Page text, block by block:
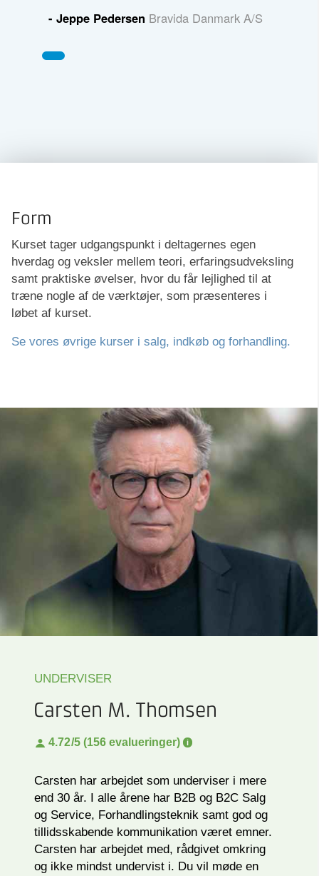
- Jeppe Pedersen Bravida Danmark A/S
Form
Kurset tager udgangspunkt i deltagernes egen
hverdag og veksler mellem teori, erfaringsudveksling
samt praktiske øvelser, hvor du får lejlighed til at
træne nogle af de værktøjer, som præsenteres i
løbet af kurset.
Se vores øvrige kurser i salg, indkøb og forhandling.
UNDERVISER
Carsten M. Thomsen
4.72/5 (156 evalueringer)
Carsten har arbejdet som underviser i mere
end 30 år. I alle årene har B2B og B2C Salg
og Service, Forhandlingsteknik samt god og
tillidsskabende kommunikation været emner.
Carsten har arbejdet med, rådgivet omkring
og ikke mindst undervist i. Du vil møde en